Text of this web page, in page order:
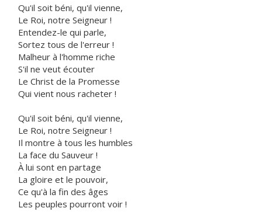
Qu'il soit béni, qu'il vienne,
Le Roi, notre Seigneur !
Entendez-le qui parle,
Sortez tous de l'erreur !
Malheur à l'homme riche
S'il ne veut écouter
Le Christ de la Promesse
Qui vient nous racheter !
Qu'il soit béni, qu'il vienne,
Le Roi, notre Seigneur !
Il montre à tous les humbles
La face du Sauveur !
À lui sont en partage
La gloire et le pouvoir,
Ce qu'à la fin des âges
Les peuples pourront voir !